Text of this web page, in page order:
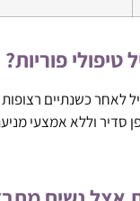
פוריות?
לאחר כשנתיים רצופות
סדיר וללא אמצעי